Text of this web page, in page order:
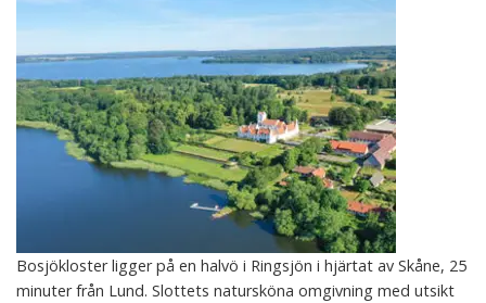
Bosjökloster ligger på en halvö i Ringsjön i hjärtat av Skåne, 25
minuter från Lund. Slottets natursköna omgivning med utsikt